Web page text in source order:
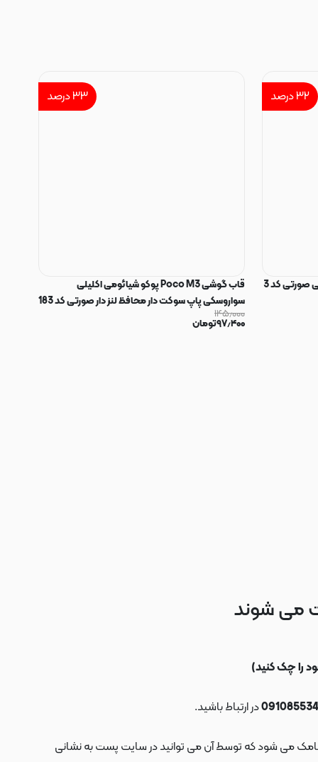
۳۲درصد
صورتی کد 3
۳۳درصد
قاب گوشی Poco M3 پوکو شیائومی اکلیلی
سواروسکی پاپ سوکت دار محافظ لنز دار صورتی کد 183
۱۴۵٫۰۰۰
۹۷٫۴۰۰تومان
می شوند
در ارتباط باشید.